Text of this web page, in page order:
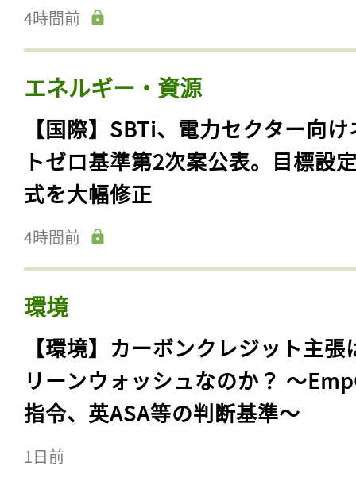
4時間前
エネルギー・資源
【国際】SBTi、電力セクター向
トゼロ基準第2次案公表。目標設
式を大幅修正
4時間前
環境
【環境】カーボンクレジット主張
リーンウォッシュなのか？ 〜
指令、英ASA等の判断基準〜
1日前